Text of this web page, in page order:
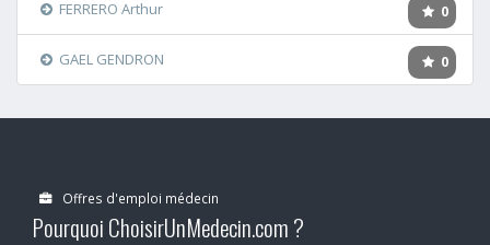
0
FERRERO Arthur
0
GAEL GENDRON
Offres d'emploi médecin
Pourquoi ChoisirUnMedecin.com ?